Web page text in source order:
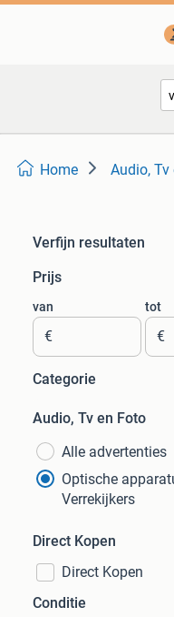
Home Audio, Tv
Verfijn resultaten
Prijs
van
€
tot
€
Categorie
Audio, Tv en Foto
Alle advertenties
Optische
Verrekijkers
Direct Kopen
Direct Kopen
Conditie